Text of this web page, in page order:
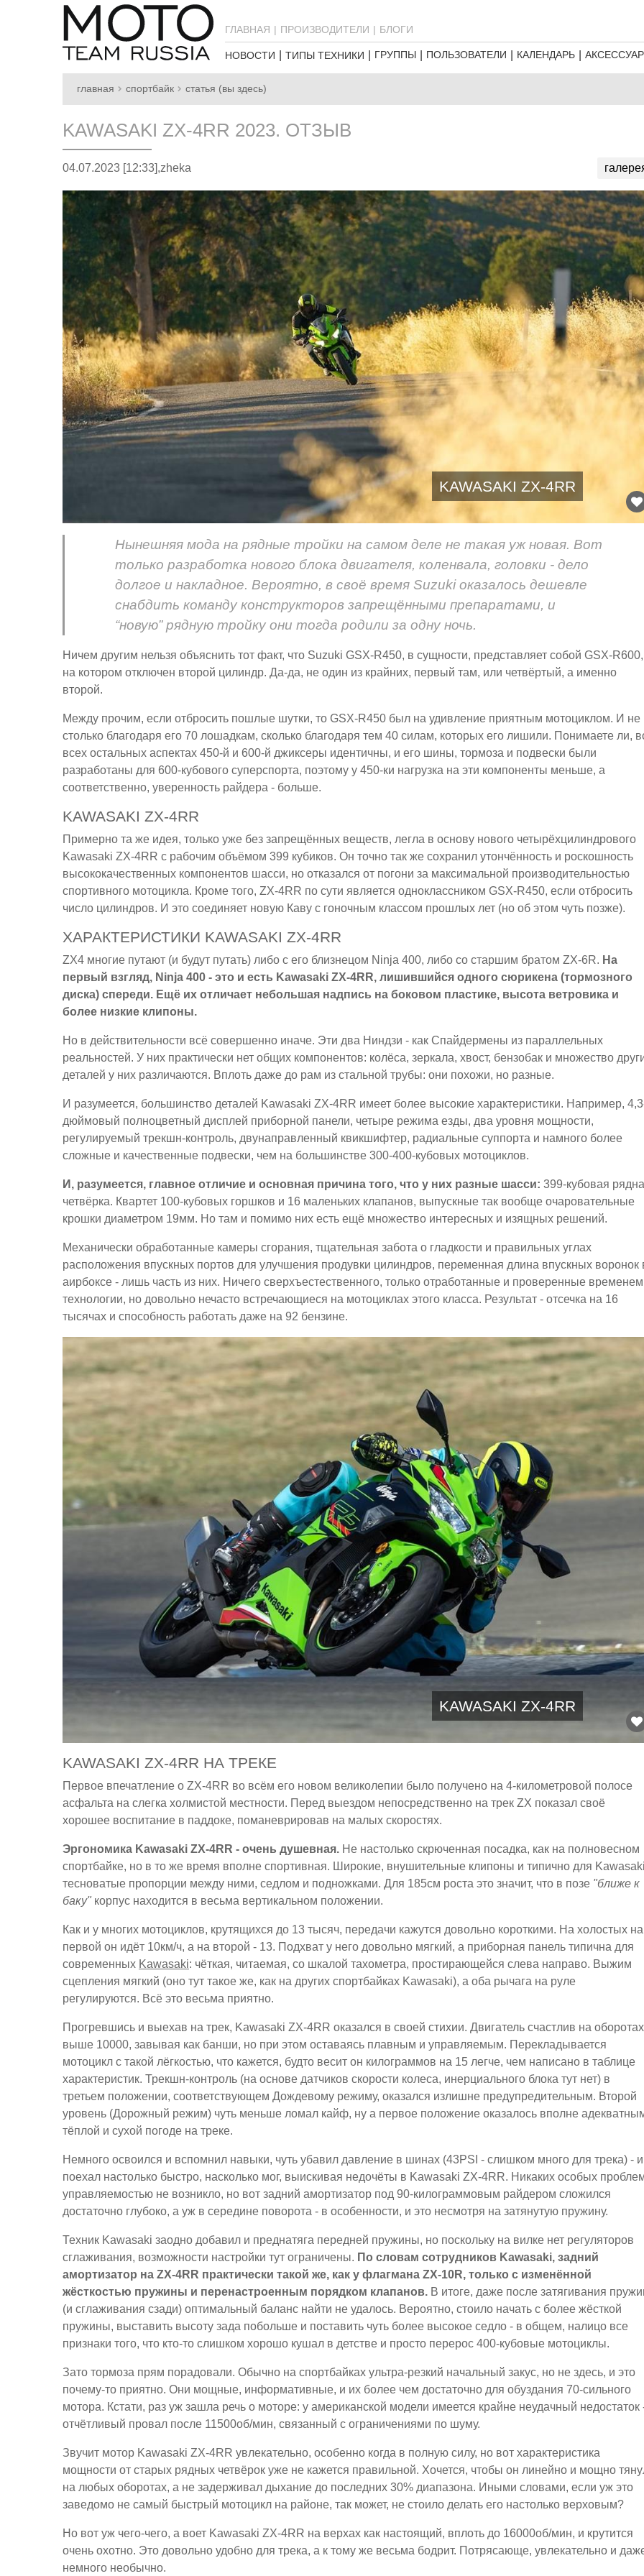
ГЛАВНАЯ ПРОИЗВОДИТЕЛИ БЛОГИ
НОВОСТИ ТИПЫ ТЕХНИКИ ГРУППЫ ПОЛЬЗОВАТЕЛИ КАЛЕНДАРЬ
главная спортбайк статья (вы здесь)
KAWASAKI ZX-4RR 2023. ОТЗЫВ
04.07.2023 [12:33],zheka
KAWASAKI ZX-4RR
Нынешняя мода на рядные тройки на самом деле не такая уж новая. Вот
только разработка нового блока двигателя, коленвала, головки - дело
долгое и накладное. Вероятно, в своё время Suzuki оказалось дешевле
снабдить команду конструкторов запрещёнными препаратами, и
“новую” рядную тройку они тогда родили за одну ночь.
Ничем другим нельзя объяснить тот факт, что Suzuki GSX-R450, в сущности, представляет собой GSX-R600,
на котором отключен второй цилиндр. Да-да, не один из крайних, первый там, или четвёртый, а именно
второй.
Между прочим, если отбросить пошлые шутки, то GSX-R450 был на удивление приятным мотоциклом. И не
столько благодаря его 70 лошадкам, сколько благодаря тем 40 силам, которых его лишили. Понимаете ли,
всех остальных аспектах 450-й и 600-й джиксеры идентичны, и его шины, тормоза и подвески были
разработаны для 600-кубового суперспорта, поэтому у 450-ки нагрузка на эти компоненты меньше, а
соответственно, уверенность райдера - больше.
KAWASAKI ZX-4RR
Примерно та же идея, только уже без запрещённых веществ, легла в основу нового четырёхцилиндрового
Kawasaki ZX-4RR с рабочим объёмом 399 кубиков. Он точно так же сохранил утончённость и роскошность
высококачественных компонентов шасси, но отказался от погони за максимальной производительностью
спортивного мотоцикла. Кроме того, ZX-4RR по сути является одноклассником GSX-R450, если отбросить
число цилиндров. И это соединяет новую Каву с гоночным классом прошлых лет (но об этом чуть позже).
ХАРАКТЕРИСТИКИ KAWASAKI ZX-4RR
ZX4 многие путают (и будут путать) либо с его близнецом Ninja 400, либо со старшим братом ZX-6R. На
первый взгляд, Ninja 400 - это и есть Kawasaki ZX-4RR, лишившийся одного сюрикена (тормозного
диска) спереди. Ещё их отличает небольшая надпись на боковом пластике, высота ветровика и
более низкие клипоны.
Но в действительности всё совершенно иначе. Эти два Ниндзи - как Спайдермены из параллельных
реальностей. У них практически нет общих компонентов: колёса, зеркала, хвост, бензобак и множество
деталей у них различаются. Вплоть даже до рам из стальной трубы: они похожи, но разные.
И разумеется, большинство деталей Kawasaki ZX-4RR имеет более высокие характеристики. Например,
дюймовый полноцветный дисплей приборной панели, четыре режима езды, два уровня мощности,
регулируемый трекшн-контроль, двунаправленный квикшифтер, радиальные суппорта и намного более
сложные и качественные подвески, чем на большинстве 300-400-кубовых мотоциклов.
И, разумеется, главное отличие и основная причина того, что у них разные шасси: 399-кубовая
четвёрка. Квартет 100-кубовых горшков и 16 маленьких клапанов, выпускные так вообще очаровательные
крошки диаметром 19мм. Но там и помимо них есть ещё множество интересных и изящных решений.
Механически обработанные камеры сгорания, тщательная забота о гладкости и правильных углах
расположения впускных портов для улучшения продувки цилиндров, переменная длина впускных воронок
аирбоксе - лишь часть из них. Ничего сверхъестественного, только отработанные и проверенные временем
технологии, но довольно нечасто встречающиеся на мотоциклах этого класса. Результат - отсечка на 16
тысячах и способность работать даже на 92 бензине.
KAWASAKI ZX-4RR
KAWASAKI ZX-4RR НА ТРЕКЕ
Первое впечатление о ZX-4RR во всём его новом великолепии было получено на 4-километровой полосе
асфальта на слегка холмистой местности. Перед выездом непосредственно на трек ZX показал своё
хорошее воспитание в паддоке, поманеврировав на малых скоростях.
Эргономика Kawasaki ZX-4RR - очень душевная. Не настолько скрюченная посадка, как на полновесном
спортбайке, но в то же время вполне спортивная. Широкие, внушительные клипоны и типично для
тесноватые пропорции между ними, седлом и подножками. Для 185см роста это значит, что в позе "ближе к
баку" корпус находится в весьма вертикальном положении.
Как и у многих мотоциклов, крутящихся до 13 тысяч, передачи кажутся довольно короткими. На холостых на
первой он идёт 10км/ч, а на второй - 13. Подхват у него довольно мягкий, а приборная панель типична для
современных Kawasaki: чёткая, читаемая, со шкалой тахометра, простирающейся слева направо. Выжим
сцепления мягкий (оно тут такое же, как на других спортбайках Kawasaki), а оба рычага на руле
регулируются. Всё это весьма приятно.
Прогревшись и выехав на трек, Kawasaki ZX-4RR оказался в своей стихии. Двигатель счастлив на оборотах
выше 10000, завывая как банши, но при этом оставаясь плавным и управляемым. Перекладывается
мотоцикл с такой лёгкостью, что кажется, будто весит он килограммов на 15 легче, чем написано в таблице
характеристик. Трекшн-контроль (на основе датчиков скорости колеса, инерциального блока тут нет) в
третьем положении, соответствующем Дождевому режиму, оказался излишне предупредительным. Второй
уровень (Дорожный режим) чуть меньше ломал кайф, ну а первое положение оказалось вполне
тёплой и сухой погоде на треке.
Немного освоился и вспомнил навыки, чуть убавил давление в шинах (43PSI - слишком много для трека) - и
поехал настолько быстро, насколько мог, выискивая недочёты в Kawasaki ZX-4RR. Никаких особых
управляемостью не возникло, но вот задний амортизатор под 90-килограммовым райдером сложился
достаточно глубоко, а уж в середине поворота - в особенности, и это несмотря на затянутую пружину.
Техник Kawasaki заодно добавил и преднатяга передней пружины, но поскольку на вилке нет регуляторов
сглаживания, возможности настройки тут ограничены. По словам сотрудников Kawasaki, задний
амортизатор на ZX-4RR практически такой же, как у флагмана ZX-10R, только с изменённой
жёсткостью пружины и перенастроенным порядком клапанов. В итоге, даже после затягивания
(и сглаживания сзади) оптимальный баланс найти не удалось. Вероятно, стоило начать с более жёсткой
пружины, выставить высоту зада побольше и поставить чуть более высокое седло - в общем, налицо все
признаки того, что кто-то слишком хорошо кушал в детстве и просто перерос 400-кубовые мотоциклы.
Зато тормоза прям порадовали. Обычно на спортбайках ультра-резкий начальный закус, но не здесь, и это
почему-то приятно. Они мощные, информативные, и их более чем достаточно для обуздания 70-сильного
мотора. Кстати, раз уж зашла речь о моторе: у американской модели имеется крайне неудачный недостаток
отчётливый провал после 11500об/мин, связанный с ограничениями по шуму.
Звучит мотор Kawasaki ZX-4RR увлекательно, особенно когда в полную силу, но вот характеристика
мощности от старых рядных четвёрок уже не кажется правильной. Хочется, чтобы он линейно и мощно
на любых оборотах, а не задерживал дыхание до последних 30% диапазона. Иными словами, если уж это
заведомо не самый быстрый мотоцикл на районе, так может, не стоило делать его настолько верховым?
Но вот уж чего-чего, а воет Kawasaki ZX-4RR на верхах как настоящий, вплоть до 16000об/мин, и крутится
очень охотно. Это довольно удобно для трека, а к тому же весьма бодрит. Потрясающе, увлекательно и
немного необычно.